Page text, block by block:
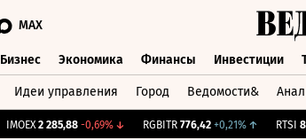
MAX
Бизнес Экономика Финансы Инвестиции
Идеи управления Город Ведомости&
IMOEX 2 285,88 -0,69%↓ RGBITR 776,42 +0,21%↑ RTSI